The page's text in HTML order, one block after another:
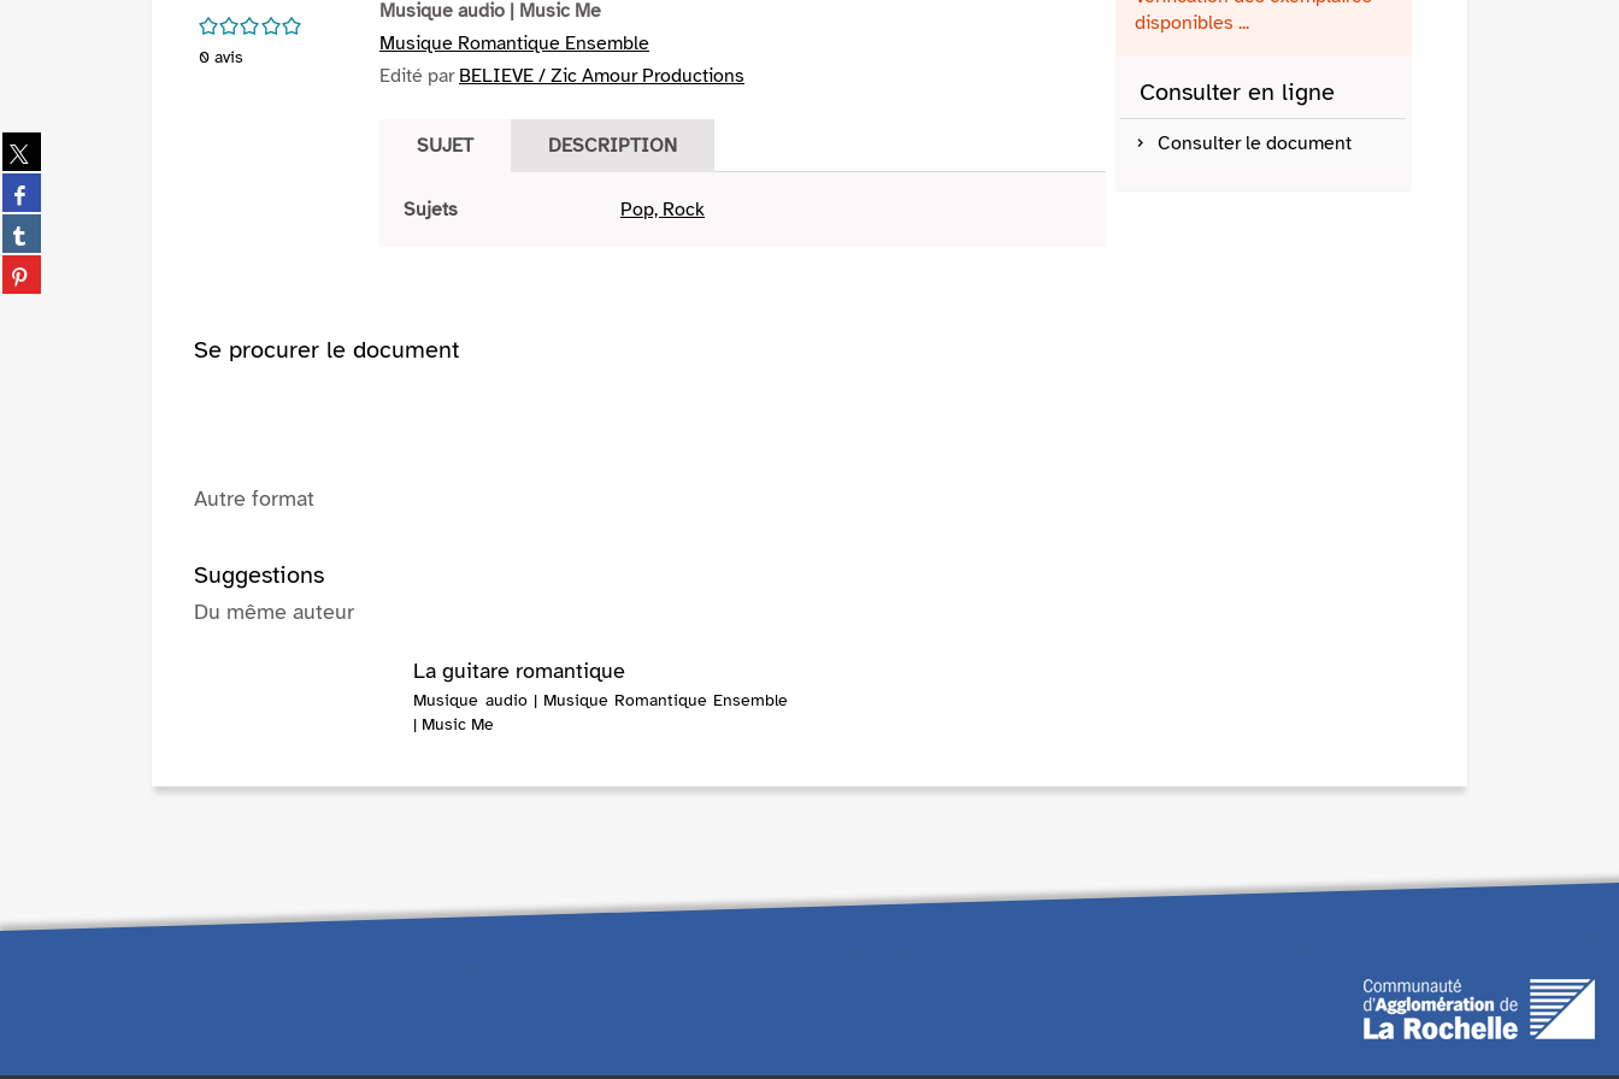
Partager
sur
twitter
(Nouvelle
fenêtre)
Partager
sur
facebook
(Nouvelle
fenêtre)
Partager
sur
tumblr
Partager
sur
/5
0 avis
Musique audio | Music Me
Musique Romantique Ensemble
Edité par BELIEVE / Zic Amour Productions
SUJET DESCRIPTION
Sujets Pop, Rock
disponibles ...
Consulter en ligne
Consulter le document
Se procurer le document
Autre format
Suggestions
Du même auteur
La guitare romantique
Musique audio | Musique Romantique Ensemble
| Music Me